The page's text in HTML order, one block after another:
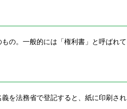
の。一般的には「権利書」と呼ばれて
を法務省で登記すると、紙に印刷され